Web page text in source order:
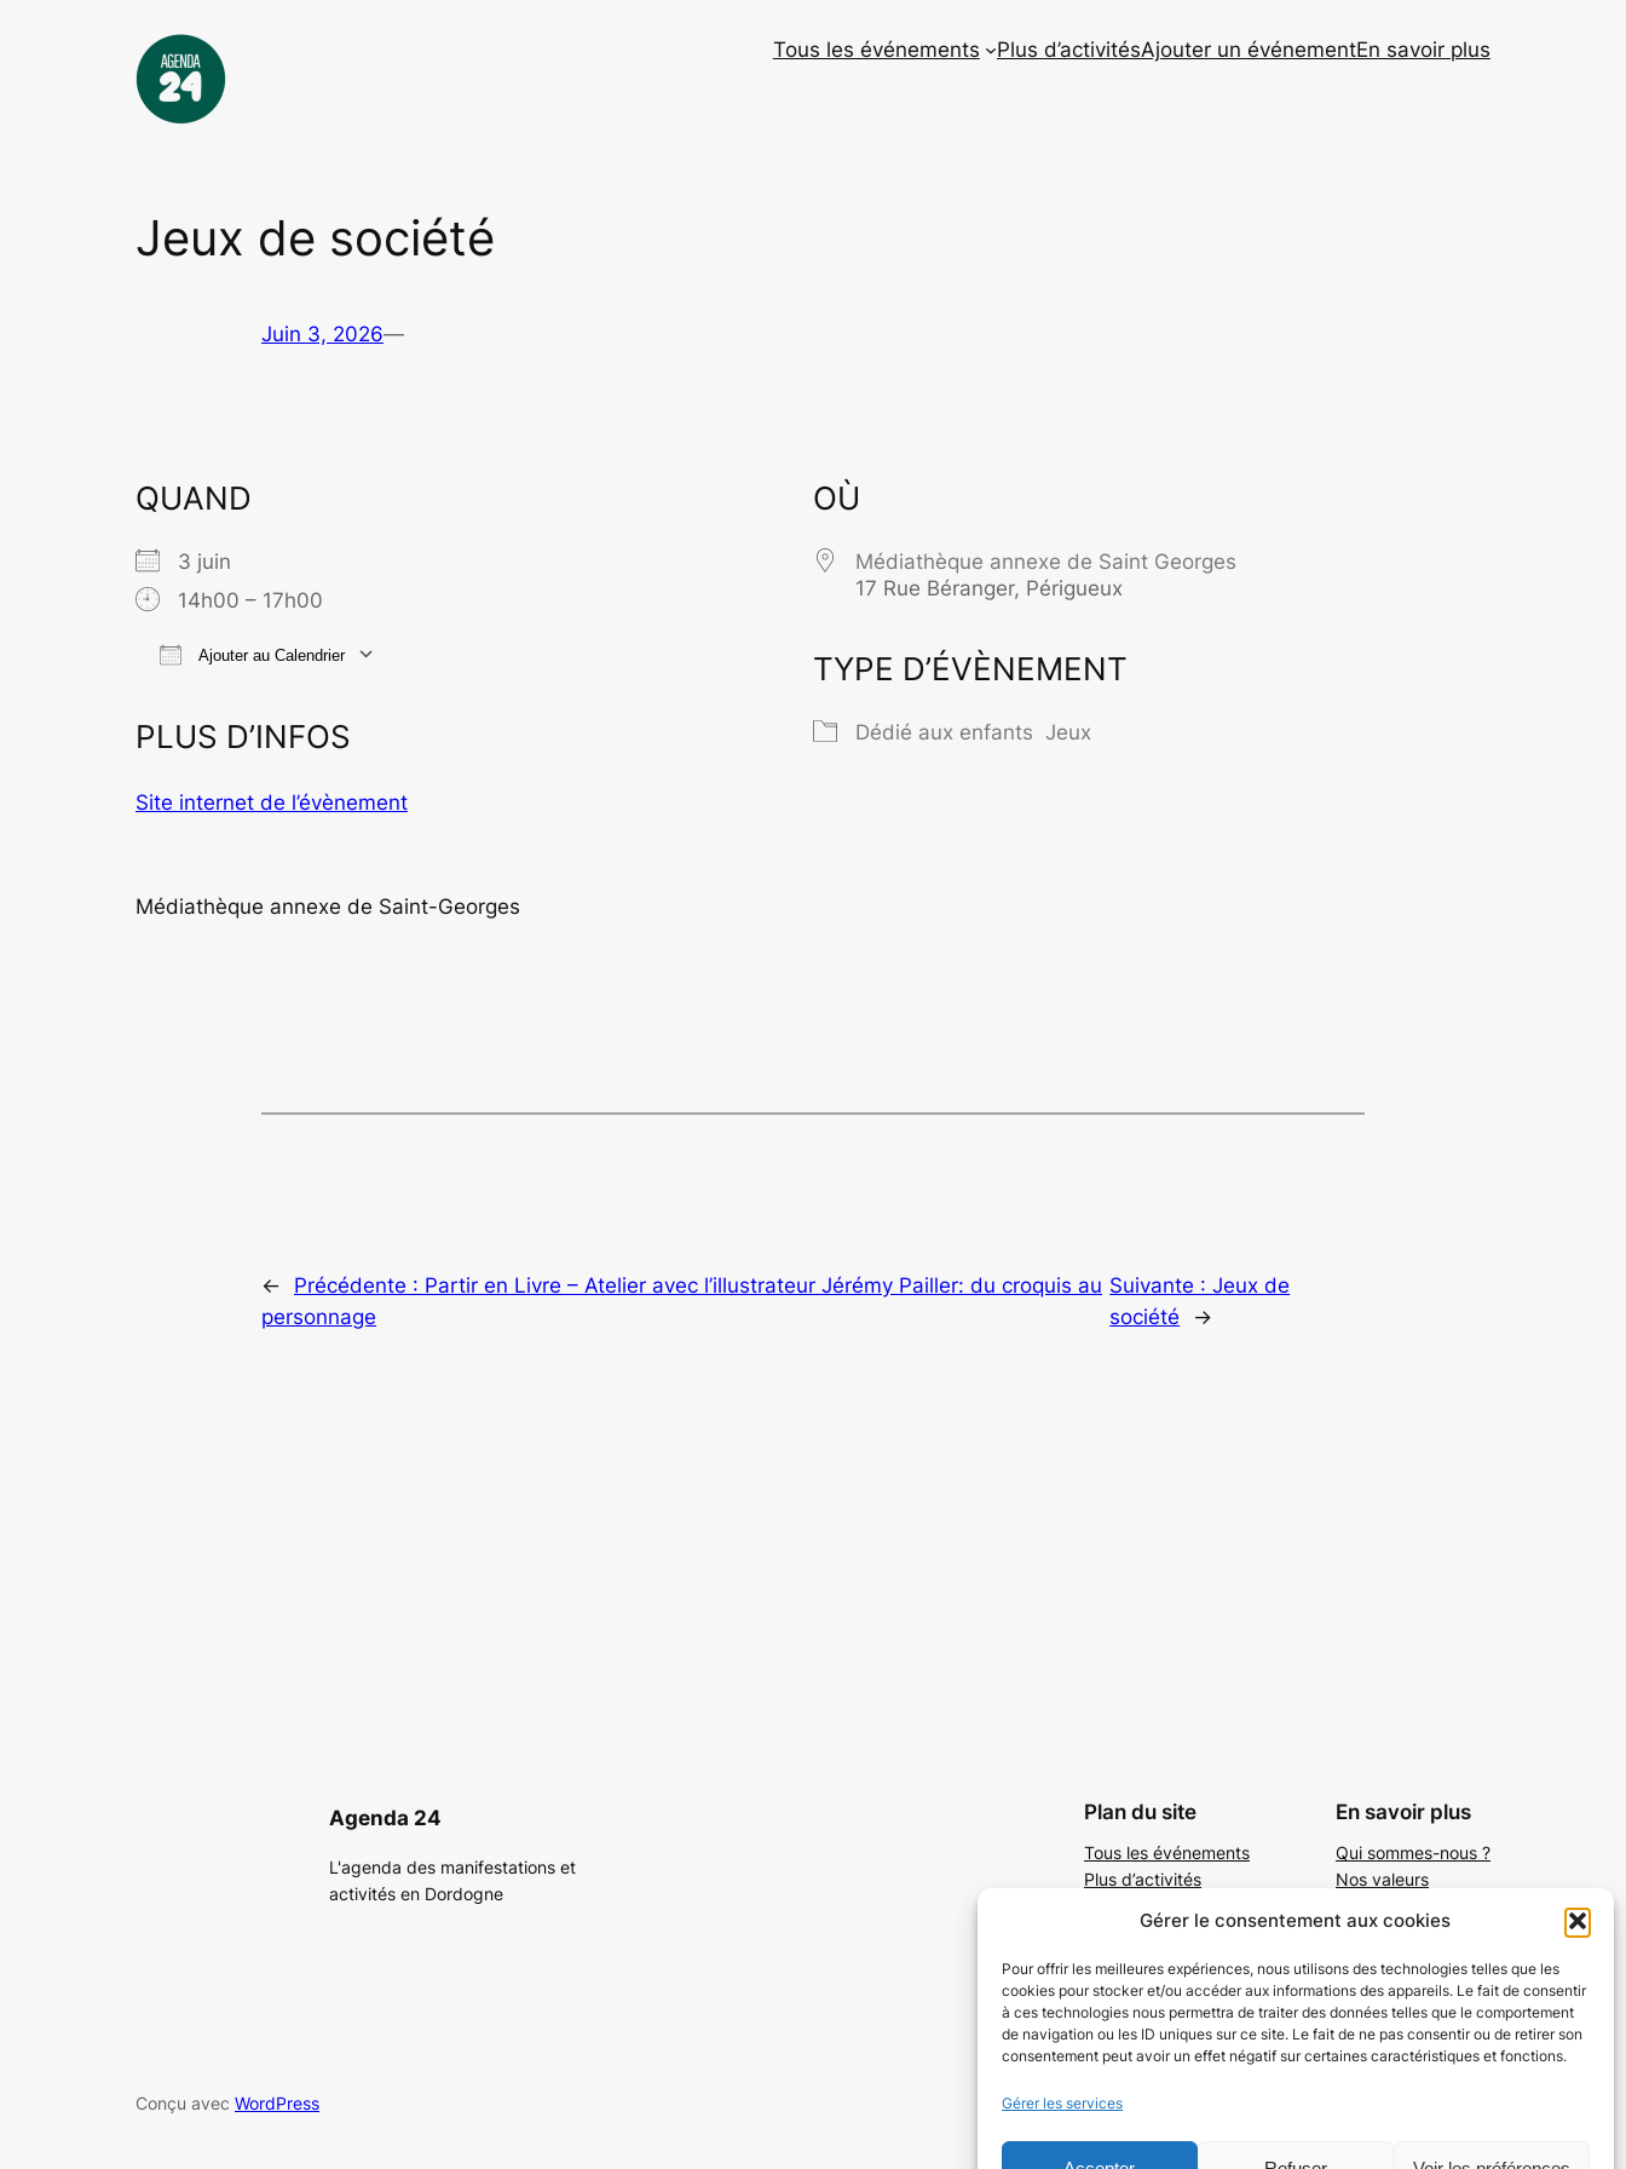
Gérer le consentement aux cookies
Pour offrir les meilleures expériences, nous utilisons des technologies telles que les
cookies pour stocker et/ou accéder aux informations des appareils. Le fait de consentir
à ces technologies nous permettra de traiter des données telles que le comportement
de navigation ou les ID uniques sur ce site. Le fait de ne pas consentir ou de retirer son
consentement peut avoir un effet négatif sur certaines caractéristiques et fonctions.
Gérer les services
Tous les événements Plus d’activitésAjouter un événementEn savoir plus
Jeux de société
Juin 3, 2026—
QUAND
3 juin
14h00 – 17h00
Ajouter au Calendrier
PLUS D’INFOS
Site internet de l’évènement
OÙ
Médiathèque annexe de Saint Georges
17 Rue Béranger, Périgueux
TYPE D’ÉVÈNEMENT
Dédié aux enfants Jeux
Médiathèque annexe de Saint-Georges
← Précédente : Partir en Livre – Atelier avec l’illustrateur Jérémy Pailler: du croquis au
personnage
Suivante :Jeux de
société
→
Agenda 24
L'agenda des manifestations et
activités en Dordogne
Plan du site
Tous les événements
Plus d’activités
S’abonner par mail
En savoir plus
Qui sommes-nous ?
Nos valeurs
Mentions légales
Conçu avec WordPress